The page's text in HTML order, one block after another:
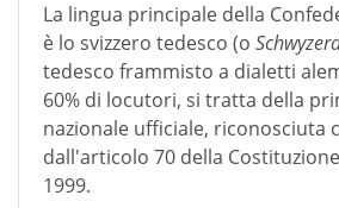
La lingua principale della
è lo svizzero tedesco (o
tedesco frammisto a dialetti
60% di locutori, si tratta della
nazionale ufficiale, riconosciuta
dall'articolo 70 della
1999.